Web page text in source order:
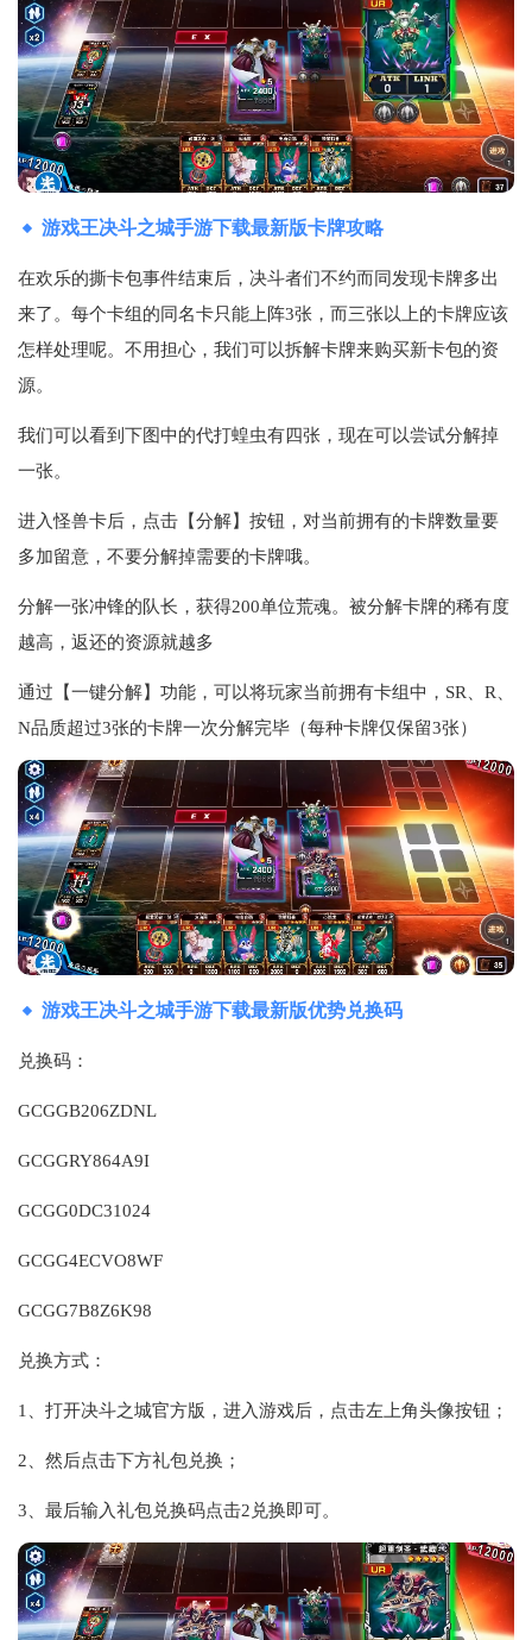
游戏王决斗之城手游下载最新版卡牌攻略
在欢乐的撕卡包事件结束后，决斗者们不约而同发现卡牌多出
来了。每个卡组的同名卡只能上阵3张，而三张以上的卡牌应该
怎样处理呢。不用担心，我们可以拆解卡牌来购买新卡包的资
源。
我们可以看到下图中的代打蝗虫有四张，现在可以尝试分解掉
一张。
进入怪兽卡后，点击【分解】按钮，对当前拥有的卡牌数量要
多加留意，不要分解掉需要的卡牌哦。
分解一张冲锋的队长，获得200单位荒魂。被分解卡牌的稀有度
越高，返还的资源就越多
通过【一键分解】功能，可以将玩家当前拥有卡组中，SR、R、
N品质超过3张的卡牌一次分解完毕（每种卡牌仅保留3张）
游戏王决斗之城手游下载最新版优势兑换码
兑换码：
GCGGB206ZDNL
GCGGRY864A9I
GCGG0DC31024
GCGG4ECVO8WF
GCGG7B8Z6K98
兑换方式：
1、打开决斗之城官方版，进入游戏后，点击左上角头像按钮；
2、然后点击下方礼包兑换；
3、最后输入礼包兑换码点击2兑换即可。